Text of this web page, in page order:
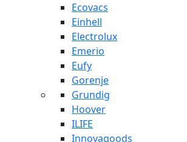
Ecovacs
Einhell
Electrolux
Emerio
Eufy
Gorenje
Grundig
Hoover
ILIFE
Innovagoods